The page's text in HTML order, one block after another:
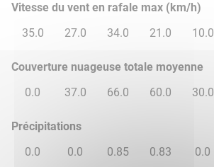
Vitesse du vent en rafale max (km/h)
35.0
27.0 34.0 21.0 10.0
Couverture nuageuse totale moyenne
0.0
37.0 66.0 60.0 30.0
Précipitations
0.0
0.0 0.85 0.83 0.0